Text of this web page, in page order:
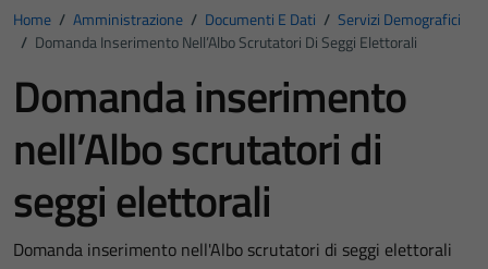
Home / Amministrazione / Documenti E Dati / Servizi Demografici
/ Domanda Inserimento Nell’Albo Scrutatori Di Seggi Elettorali
Domanda inserimento
nell’Albo scrutatori di
seggi elettorali
Domanda inserimento nell'Albo scrutatori di seggi elettorali